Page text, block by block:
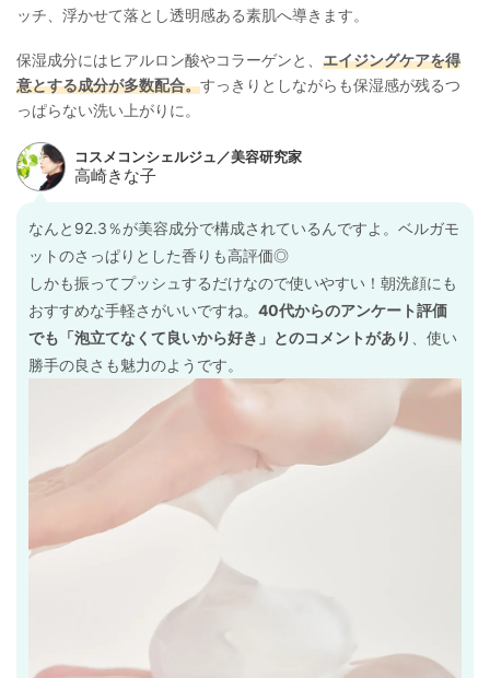
ッチ、浮かせて落とし透明感ある素肌へ導きます。
保湿成分にはヒアルロン酸やコラーゲンと、 エイジングケアを得
意とする成分が多数配合。すっきりとしながらも保湿感が残るつ
っぱらない洗い上がりに。
なんと92.3％が美容成分で構成されているんですよ。ベルガモ
ットのさっぱりとした香りも高評価◎
しかも振ってプッシュするだけなので使いやすい！朝洗顔にも
おすすめな手軽さがいいですね。 40代からのアンケート評価
でも「泡立てなくて良いから好き」とのコメントがあり
、使い
勝手の良さも魅力のようです。